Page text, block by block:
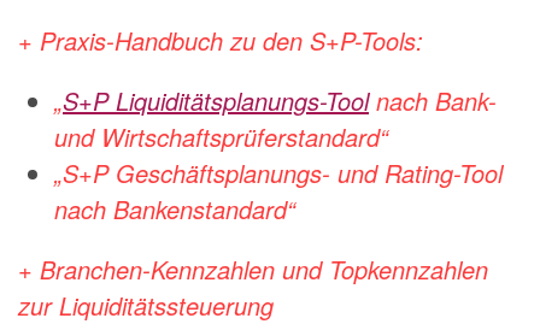
+ Praxis-Handbuch zu den S+P-Tools:
„S+P Liquiditätsplanungs-Toolnach Bank-
und Wirtschaftsprüferstandard“
„S+P Geschäftsplanungs- und Rating-Tool
nach Bankenstandard“
+ Branchen-Kennzahlen und Topkennzahlen
zur Liquiditätssteuerung